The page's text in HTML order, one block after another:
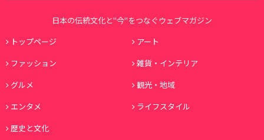
日本の伝統文化と"今"をつなぐウェブマガジン
トップページ
アート
ファッション
雑貨・インテリア
グルメ
観光・地域
エンタメ
ライフスタイル
歴史と文化